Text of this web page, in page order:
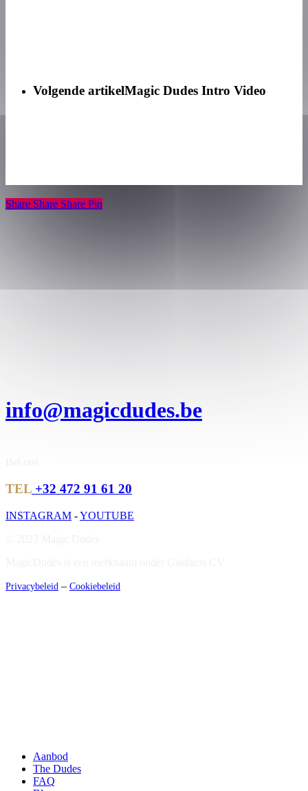
Volgende artikelMagic Dudes Intro Video
Share
Share Share Share Pin
info@magicdudes.be
Bel ons
TEL +32 472 91 61 20
INSTAGRAM -YOUTUBE
© 2023 Magic Dudes
MagicDudes is een merknaam onder Gaidaros CV
Privacybeleid – Cookiebeleid
Aanbod
The Dudes
FAQ